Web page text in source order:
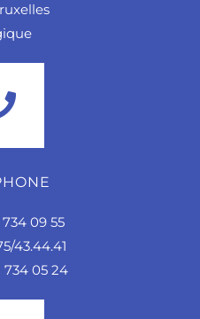
734 09 55
43.44.41
734 05 24